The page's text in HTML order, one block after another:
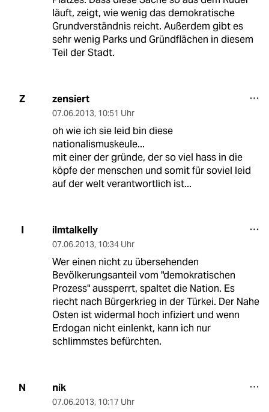
läuft, zeigt, wie wenig das demokratische
Grundverständnis reicht. Außerdem gibt es
sehr wenig Parks und Gründflächen in diesem
Teil der Stadt.
Z zensiert
07.06.2013, 10:51 Uhr
oh wie ich sie leid bin diese
nationalismuskeule...
mit einer der gründe, der so viel hass in die
köpfe der menschen und somit für soviel leid
auf der welt verantwortlich ist...
I ilmtalkelly
07.06.2013, 10:34 Uhr
Wer einen nicht zu übersehenden
Bevölkerungsanteil vom "demokratischen
Prozess" aussperrt, spaltet die Nation. Es
riecht nach Bürgerkrieg in der Türkei. Der Nahe
Osten ist widermal hoch infiziert und wenn
Erdogan nicht einlenkt, kann ich nur
schlimmstes befürchten.
N nik
07.06.2013, 10:17 Uhr